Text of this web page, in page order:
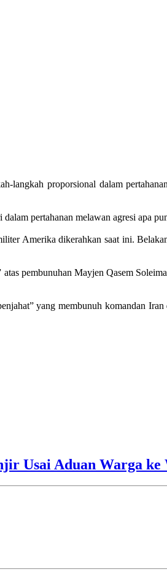
proporsional dalam
pertahanan melawan agresi apa
Amerika dikerahkan saat ini.
pembunuhan Mayjen Qasem
yang membunuh komandan
Usai Aduan Warga ke